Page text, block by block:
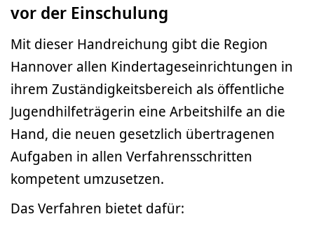
vor der Einschulung
Mit dieser Handreichung gibt die Region
Hannover allen Kindertageseinrichtungen in
ihrem Zuständigkeitsbereich als öffentliche
Jugendhilfeträgerin eine Arbeitshilfe an die
Hand, die neuen gesetzlich übertragenen
Aufgaben in allen Verfahrensschritten
kompetent umzusetzen.
Das Verfahren bietet dafür: